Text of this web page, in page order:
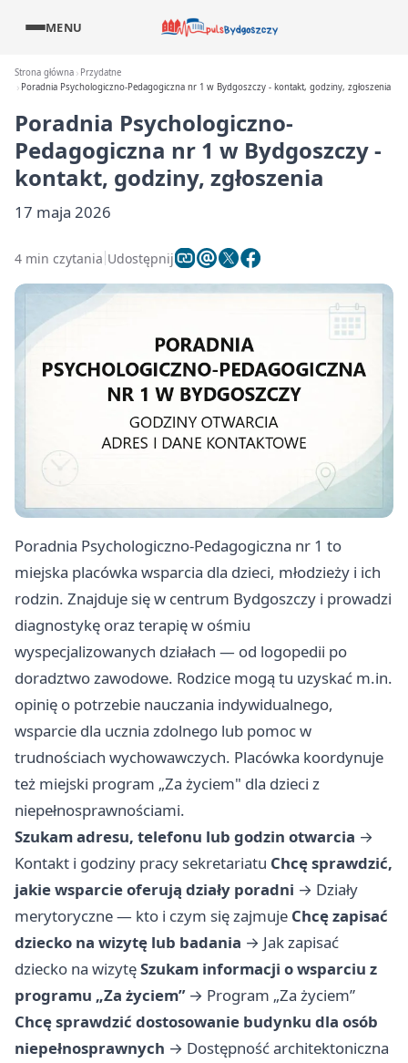
MENU
Strona główna
Przydatne
Poradnia Psychologiczno-Pedagogiczna nr 1 w Bydgoszczy - kontakt, godziny, zgłoszenia
Poradnia Psychologiczno-
Pedagogiczna nr 1 w Bydgoszczy -
kontakt, godziny, zgłoszenia
17 maja 2026
4 min czytania Udostępnij
Poradnia Psychologiczno-Pedagogiczna nr 1 to
miejska placówka wsparcia dla dzieci, młodzieży i ich
rodzin. Znajduje się w centrum Bydgoszczy i prowadzi
diagnostykę oraz terapię w ośmiu
wyspecjalizowanych działach — od logopedii po
doradztwo zawodowe. Rodzice mogą tu uzyskać m.in.
opinię o potrzebie nauczania indywidualnego,
wsparcie dla ucznia zdolnego lub pomoc w
trudnościach wychowawczych. Placówka koordynuje
też miejski program „Za życiem" dla dzieci z
niepełnosprawnościami.
Szukam adresu, telefonu lub godzin otwarcia →
Kontakt i godziny pracy sekretariatu Chcę sprawdzić,
jakie wsparcie oferują działy poradni → Działy
merytoryczne — kto i czym się zajmuje Chcę zapisać
dziecko na wizytę lub badania → Jak zapisać
dziecko na wizytęSzukam informacji o wsparciu z
programu „Za życiem”→ Program „Za życiem”
Chcę sprawdzić dostosowanie budynku dla osób
niepełnosprawnych → Dostępność architektoniczna